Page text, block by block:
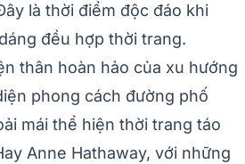
là thời điểm độc đáo khi
đều hợp thời trang.
thân hoàn hảo của xu hướng
phong cách đường phố
mái thể hiện thời trang táo
Anne Hathaway, với những